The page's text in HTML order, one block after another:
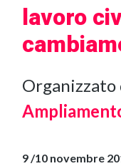
lavoro
Organizzato
9 /10 novembre